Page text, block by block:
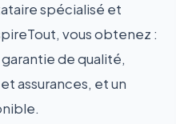
spécialisé et
vous obtenez :
de qualité,
assurances, et un